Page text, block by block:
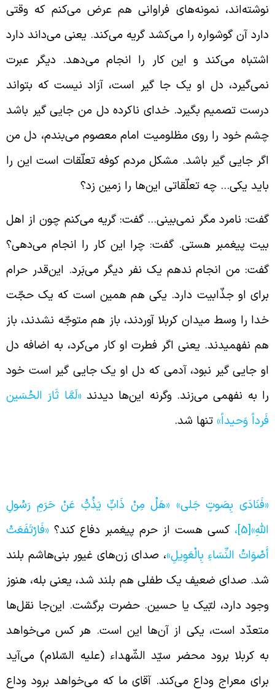
نمونه‌های فراوانی هم عرض می‌کنم که وقتی
آن گوشواره را می‌کشد گریه می‌کند. یعنی می‌داند دارد
می‌کند و این کار را انجام می‌دهد. دیگر عبرت
دل او یک جا گیر است، آزاد نیست که بتواند
تصمیم بگیرد. خدای ناکرده دل من جایی گیر باشد
خود را روی مظلومیت امام معصوم می‌بندم، دل من
جایی گیر باشد. مشکل مردم کوفه تعلّقات است این را
یکی… چه تعلّقاتی این‌ها را زمین زد؟
نامرد مگر نمی‌بینی… گفت: گریه می‌کنم چون از اهل
پیغمبر هستی. گفت: چرا این کار را انجام می‌دهی؟
من انجام ندهم یک نفر دیگر می‌بَرد. این‌قدر حرام
او جذّابیت دارد. یکی هم همین است که یک حجّت
را وسط میدان کربلا آوردند، باز هم متوجّه نشدند، باز
نفهمیدند. یعنی اگر فطرت او کار می‌کرد، به اضافه دل
جایی گیر نبود، آدمی که دل او یک جایی گیر است خود
به نفهمی می‌زند. وگرنه این‌ها دیدند«لَمَّا ثَارَ الحُسَین
وَحیداً»تنها شد.
بِصَوتٍ جَلی» «هَلْ مِنْ ذَابٍّ يَذُبُّ عَنْ حَرَمِ رَسُولِ
[5] ،کسی هست از حرم پیغمبر دفاع کند؟«فَارْتَفَعَتْ
النِّسَاءِ بِالْعَوِيلِ»، صدایزن‌های غیور بنی‌هاشم بلند
صدای ضعیف یک طفلی هم بلند شد، یعنی بله، هنوز
دارد، لبّیک یا حسین. حضرت برگشت. این‌جا نقل‌ها
است، یکی از آن‌ها این است. هر کس می‌خواهد
کربلا برود محضر سیّد الشّهداء (علیه السّلام) می‌آید
معراج وداع می‌کند. آقای ما که می‌خواهد برود وداع